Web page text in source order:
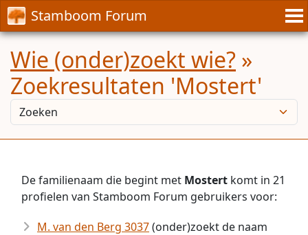
Stamboom Forum
Wie (onder)zoekt wie? »
Zoekresultaten 'Mostert'
De familienaam die begint met Mostert komt in 21
profielen van Stamboom Forum gebruikers voor:
M. van den Berg 3037(onder)zoekt de naam